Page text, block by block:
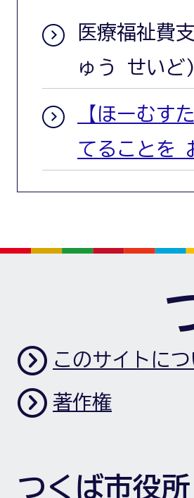
医療福祉費
ゅう せい
【ほーむす
てることを
このサイトに
著作権
つくば市役所